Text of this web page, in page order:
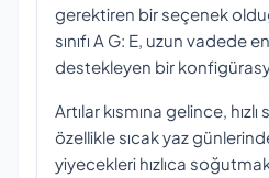
gerektiren bir seçenek
sınıfı A G: E, uzun vadede
destekleyen bir
Artılar kısmına gelince,
özellikle sıcak yaz
yiyecekleri hızlıca